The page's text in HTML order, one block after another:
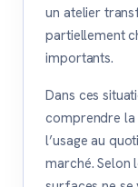
un atelier
partiellement
importants.
Dans ces
comprendre
l’usage au
marché. Selon